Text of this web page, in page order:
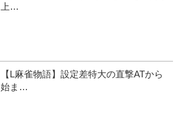
上…
【L麻雀物語】設定差特大の直撃ATから
始ま…